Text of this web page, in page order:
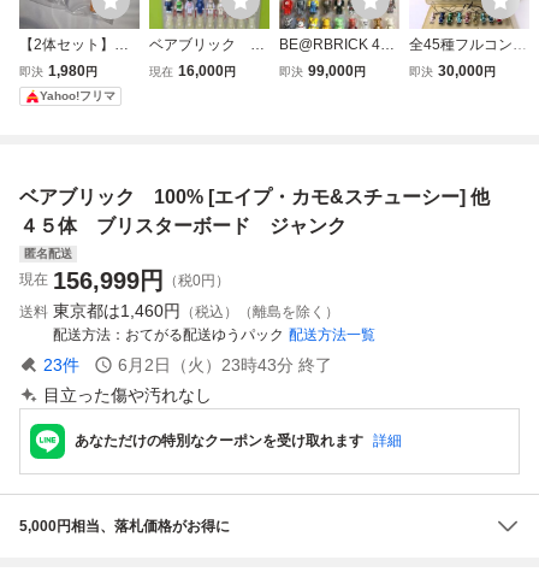
【2体セット】ベ
アブリック シリー
ズ23 リラックマ
コリラックマ 10
即決 1,980円
Yahoo!フリマ
ベアブリック 10
0% [シリーズ50&
現在 16,000円
BE@RBRICK 45
体シリーズ 【カー
ト NIKE
即決 99,000円
全45種フルコンプ
伊勢丹 チャリティ
即決 30,000円
ベアブリック 100% [エイプ・カモ&スチューシー] 他
４５体 ブリスターボード ジャンク
匿名配送
現在 156,999円
（税0円）
送料 東京都は1,460円
（税込）（離島を除く）
配送方法
おてがる配送ゆうパック 配送方法一覧
23件 6月2日（火）23時43分 終了
目立った傷や汚れなし
あなただけの特別なクーポンを受け取れます 詳細
5,000円相当、落札価格がお得に